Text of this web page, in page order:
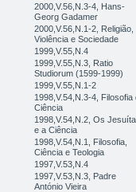
2000,V.56,N.3-4, Hans-
Georg Gadamer
2000,V.56,N.1-2, Religião,
Violência e Sociedade
1999,V.55,N.4
1999,V.55,N.3, Ratio
Studiorum (1599-1999)
1999,V.55,N.1-2
1998,V.54,N.3-4, Filosofia
Ciência
1998,V.54,N.2, Os
e a Ciência
1998,V.54,N.1, Filosofia,
Ciência e Teologia
1997,V.53,N.4
1997,V.53,N.3, Padre
António Vieira